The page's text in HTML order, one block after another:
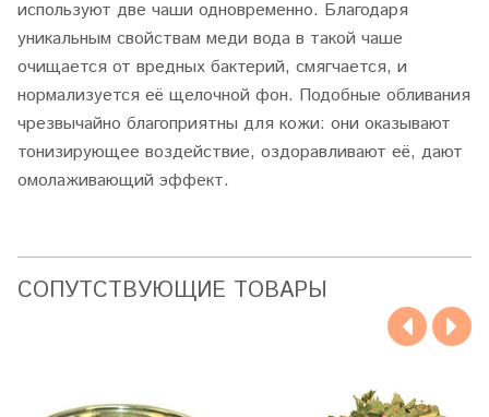
используют две чаши одновременно. Благодаря
уникальным свойствам меди вода в такой чаше
очищается от вредных бактерий, смягчается, и
нормализуется её щелочной фон. Подобные обливания
чрезвычайно благоприятны для кожи: они оказывают
тонизирующее воздействие, оздоравливают её, дают
омолаживающий эффект.
CОПУТСТВУЮЩИЕ ТОВАРЫ